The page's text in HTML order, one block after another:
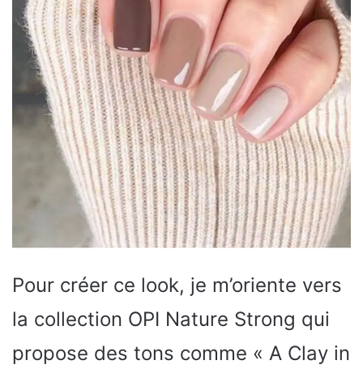
Pour créer ce look, je m’oriente vers
la collection OPI Nature Strong qui
propose des tons comme « A Clay in